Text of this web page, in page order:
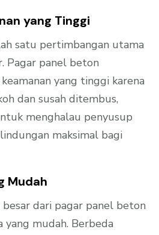
yang Tinggi
satu pertimbangan utama
Pagar panel beton
yang tinggi karena
dan susah ditembus,
menghalau penyusup
maksimal bagi
Mudah
dari pagar panel beton
yang mudah. Berbeda